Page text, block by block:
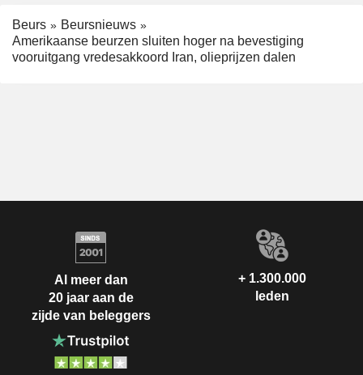
Beurs
Beursnieuws
Amerikaanse beurzen sluiten hoger na bevestiging
vooruitgang vredesakkoord Iran, olieprijzen dalen
Al meer dan
20 jaar aan de
zijde van beleggers
+ 1.300.000
leden